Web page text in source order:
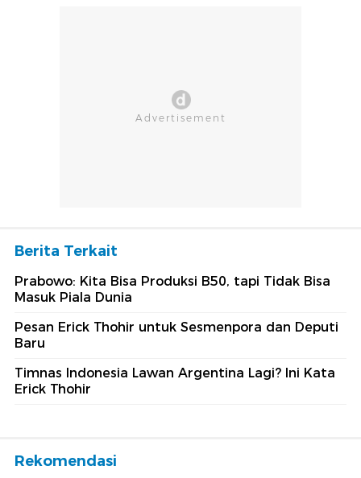
Berita Terkait
Prabowo: Kita Bisa Produksi B50, tapi Tidak Bisa
Masuk Piala Dunia
Pesan Erick Thohir untuk Sesmenpora dan Deputi
Baru
Timnas Indonesia Lawan Argentina Lagi? Ini Kata
Erick Thohir
Rekomendasi